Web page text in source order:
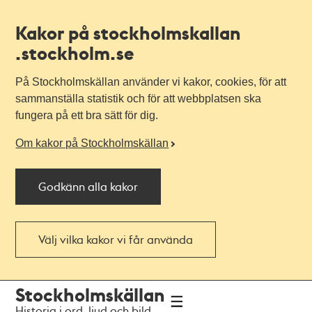
Kakor på stockholmskallan
.stockholm.se
På Stockholmskällan använder vi kakor, cookies, för att
sammanställa statistik och för att webbplatsen ska
fungera på ett bra sätt för dig.
Om kakor på Stockholmskällan
Godkänn alla kakor
Välj vilka kakor vi får använda
navigationen
huvudinnehållet
Stockholmskällan